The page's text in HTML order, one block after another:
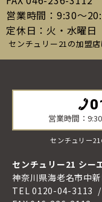
営業時間：9:30〜
定休日：火・水曜日
センチュリー21の加盟店
営業時間：
センチュリー21
センチュリー21 シー
神奈川県海老名市中
TEL 0120-04-3113